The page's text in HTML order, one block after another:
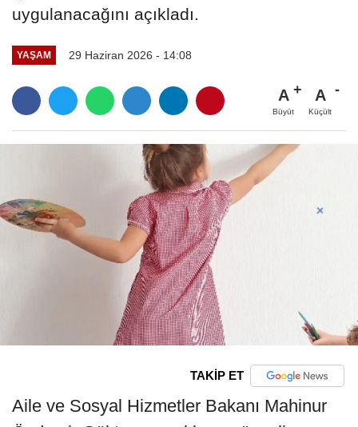
uygulanacağını açıkladı.
YAŞAM 29 Haziran 2026 - 14:08
A
Büyüt
A
Küçült
TAKİP ET
Aile ve Sosyal Hizmetler Bakanı Mahinur